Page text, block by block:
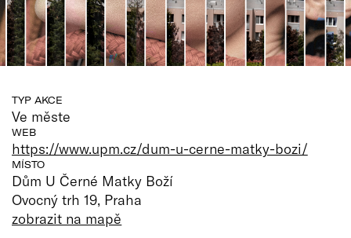
TYP AKCE
Ve měste
WEB
https://www.upm.cz/dum-u-cerne-matky-bozi/
MÍSTO
Dům U Černé Matky Boží
Ovocný trh 19, Praha
zobrazit na mapě